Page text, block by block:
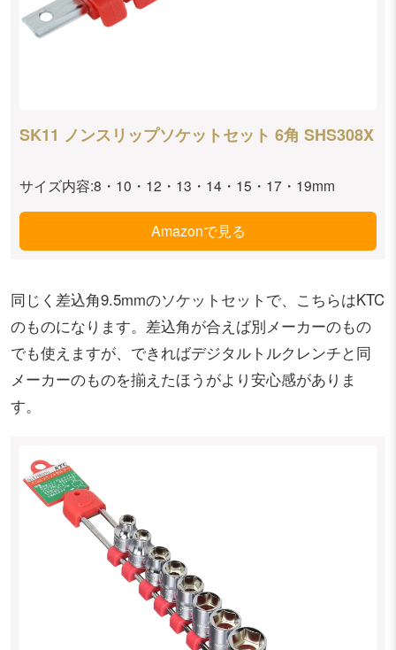
SK11 ノンスリップソケットセット 6角 SHS308X
サイズ内容:8・10・12・13・14・15・17・19mm
Amazonで見る
同じく差込角9.5mmのソケットセットで、こちらはKTC
のものになります。差込角が合えば別メーカーのもの
でも使えますが、できればデジタルトルクレンチと同
メーカーのものを揃えたほうがより安心感がありま
す。